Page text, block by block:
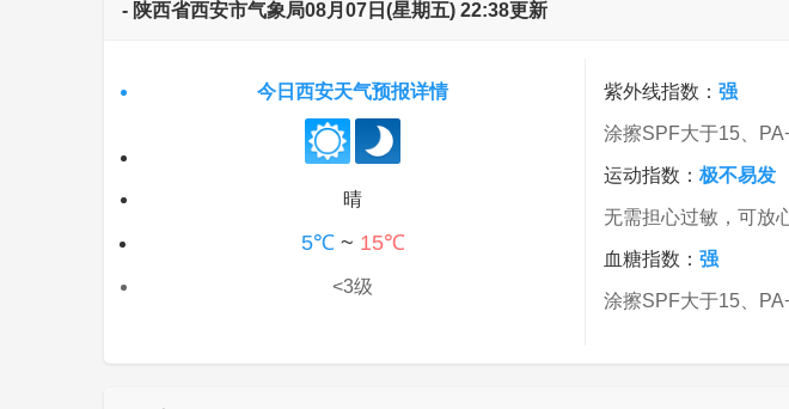
- 陕西省西安市气象局08月07日(星期五) 22:38更新
今日西安天气预报详情
晴
5℃~ 15℃
<3级
紫外线指数： 强
涂擦SPF大于15、
运动指数： 极不易发
无需担心过敏，可放
血糖指数： 强
涂擦SPF大于15、